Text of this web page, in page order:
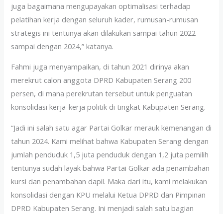
juga bagaimana mengupayakan optimalisasi terhadap
pelatihan kerja dengan seluruh kader, rumusan-rumusan
strategis ini tentunya akan dilakukan sampai tahun 2022
sampai dengan 2024,” katanya.
Fahmi juga menyampaikan, di tahun 2021 dirinya akan
merekrut calon anggota DPRD Kabupaten Serang 200
persen, di mana perekrutan tersebut untuk penguatan
konsolidasi kerja-kerja politik di tingkat Kabupaten Serang.
“Jadi ini salah satu agar Partai Golkar merauk kemenangan di
tahun 2024. Kami melihat bahwa Kabupaten Serang dengan
jumlah penduduk 1,5 juta penduduk dengan 1,2 juta pemilih
tentunya sudah layak bahwa Partai Golkar ada penambahan
kursi dan penambahan dapil. Maka dari itu, kami melakukan
konsolidasi dengan KPU melalui Ketua DPRD dan Pimpinan
DPRD Kabupaten Serang. Ini menjadi salah satu bagian